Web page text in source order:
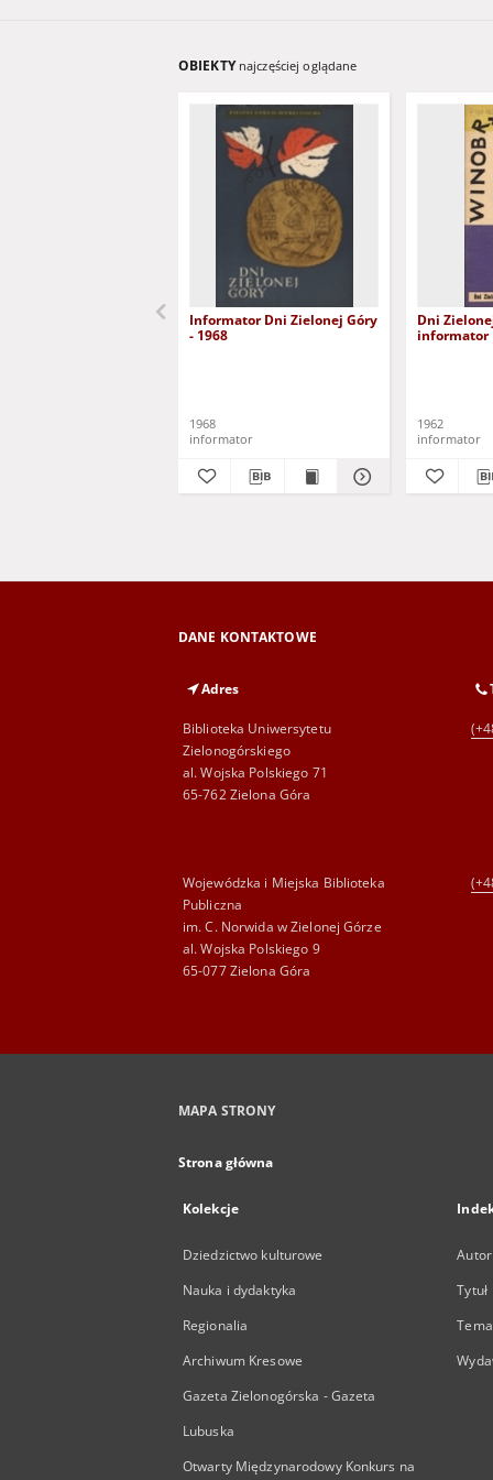
OBIEKTY najczęściej oglądane
Informator Dni Zielonej Góry
- 1968
1968
informator
Dni
informator
1962
informator
DANE KONTAKTOWE
Adres
Biblioteka Uniwersytetu
Zielonogórskiego
al. Wojska Polskiego 71
65-762 Zielona Góra
Wojewódzka i Miejska Biblioteka
Publiczna
im. C. Norwida w Zielonej Górze
al. Wojska Polskiego 9
65-077 Zielona Góra
MAPA STRONY
Strona główna
Kolekcje
Dziedzictwo kulturowe
Nauka i dydaktyka
Regionalia
Archiwum Kresowe
Gazeta Zielonogórska - Gazeta
Lubuska
Otwarty Międzynarodowy Konkurs na
Autor
Tytuł